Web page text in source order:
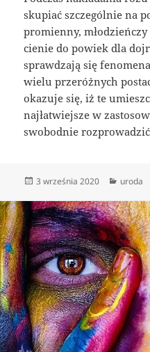
skupiać szczególnie na
promienny,
cienie do powiek dla
sprawdzają się
wielu przeróżnych
okazuje się, iż te
najłatwiejsze w
swobodnie
Data
3 września 2020 uroda